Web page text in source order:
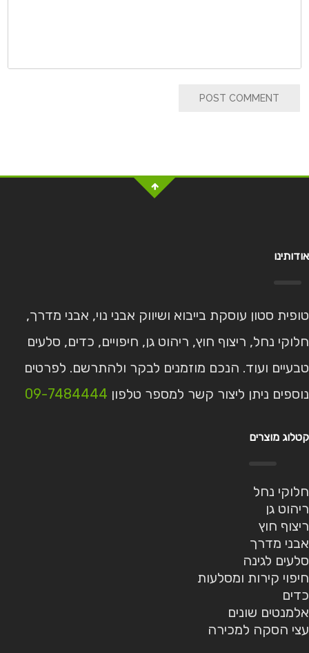
POST COMMENT
אודותינו
טופית סטון עוסקת בייבוא ושיווק אבני נוי, אבני מדרך,
חלוקי נחל, ריצוף חוץ, ריהוט גן, חיפויים, כדים, סלעים
טבעיים ועוד. הנכם מוזמנים לבקר ולהתרשם. לפרטים
נוספים ניתן ליצור קשר למספר טלפון 09-7484444
קטלוג מוצרים
חלוקי נחל
ריהוט גן
ריצוף חוץ
אבני מדרך
סלעים לגינה
חיפוי קירות ומסלעות
כדים
אלמנטים שונים
עצי הסקה למכירה